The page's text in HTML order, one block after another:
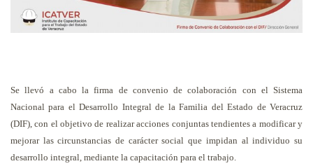
Se llevó a cabo la firma de convenio de colaboración con el Sistema
Nacional para el Desarrollo Integral de la Familia del Estado de Veracruz
(DIF), con el objetivo de realizar acciones conjuntas tendientes a modificar y
mejorar las circunstancias de carácter social que impidan al individuo su
desarrollo integral, mediante la capacitación para el trabajo.